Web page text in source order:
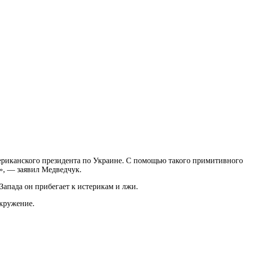
президента по Украине. С помощью такого примитивного
— заявил Медведчук.
он прибегает к истерикам и лжи.